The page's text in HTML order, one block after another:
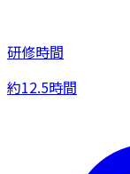
研修時間
約12.5時間